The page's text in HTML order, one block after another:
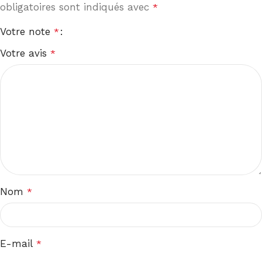
obligatoires sont indiqués avec *
Votre note *
Votre avis *
Nom *
E-mail *